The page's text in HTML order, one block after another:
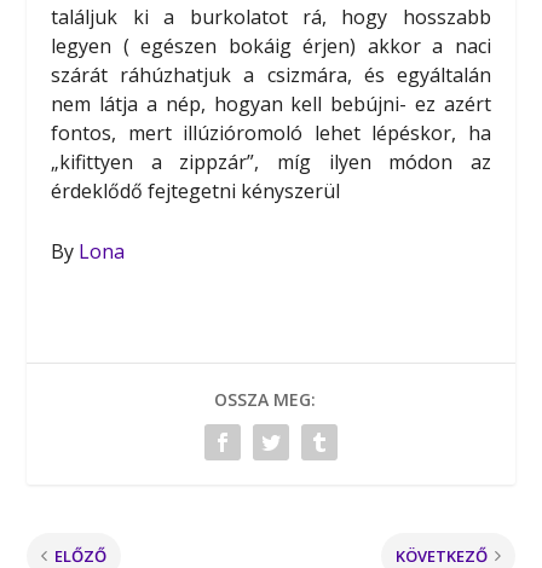
találjuk ki a burkolatot rá, hogy hosszabb
legyen ( egészen bokáig érjen) akkor a naci
szárát ráhúzhatjuk a csizmára, és egyáltalán
nem látja a nép, hogyan kell bebújni- ez azért
fontos, mert illúzióromoló lehet lépéskor, ha
„kifittyen a zippzár”, míg ilyen módon az
érdeklődő fejtegetni kényszerül
By Lona
OSSZA MEG:
ELŐZŐ KÖVETKEZŐ